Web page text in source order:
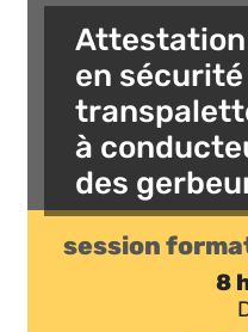
Attestation
en sécurité
à
des
session
8